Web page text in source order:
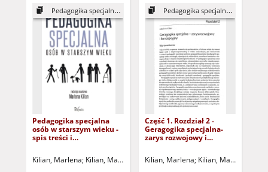
Pedagogika specjalna osób...
Pedagogika specjalna
osób w starszym wieku -
spis treści i
Kilian, Marlena Kilian, Marlena - red.
Pedagogika specjalna osób...
Część 1. Rozdział 2 -
Geragogika specjalna-
zarys rozwojowy i
tylko dla osób z
Kilian, Marlena Kilian, Marlena - red.